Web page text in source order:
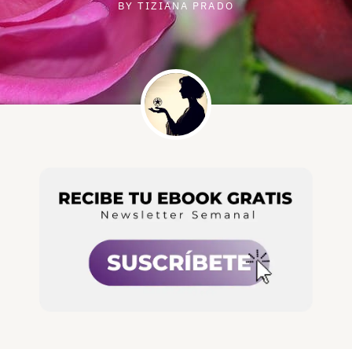
BY TIZIANA PRADO